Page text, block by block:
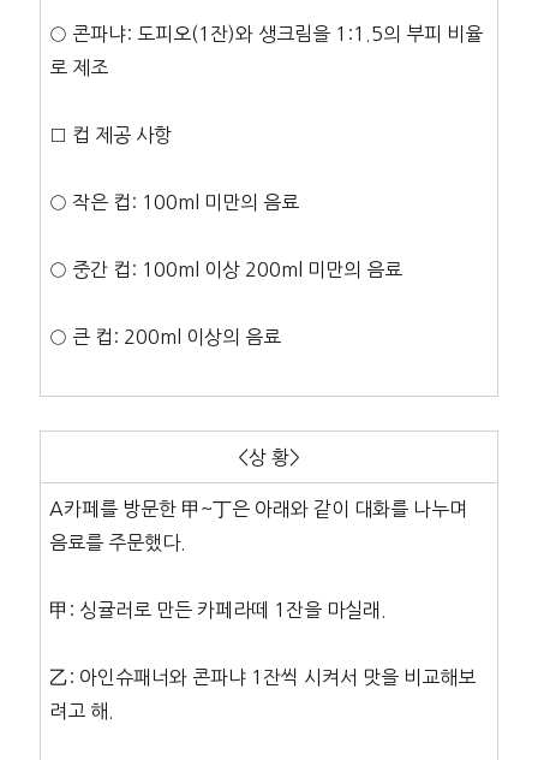
○ 콘파냐: 도피오(1잔)와 생크림을 1:1.5의 부피 비율
로 제조
□ 컵 제공 사항
○ 작은 컵: 100ml 미만의 음료
○ 중간 컵: 100ml 이상 200ml 미만의 음료
○ 큰 컵: 200ml 이상의 음료
<상 황>
A카페를 방문한 甲~丁은 아래와 같이 대화를 나누며
음료를 주문했다.
甲: 싱귤러로 만든 카페라떼 1잔을 마실래.
乙: 아인슈패너와 콘파냐 1잔씩 시켜서 맛을 비교해보
려고 해.